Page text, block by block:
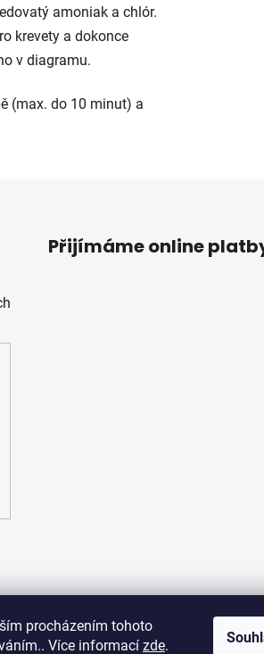
procházením tohoto
Více informací zde.
amoniak a chlór.
krevety a dokonce
v diagramu.
(max. do 10 minut) a
Přijímáme online
PPL UPS